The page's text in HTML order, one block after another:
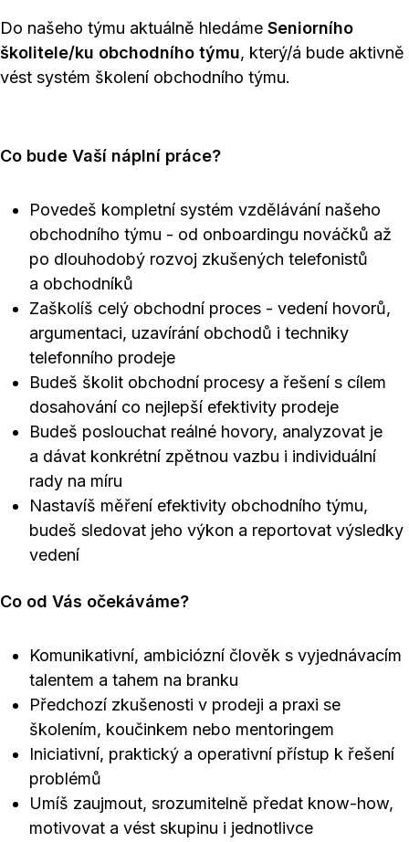
Do našeho týmu aktuálně hledáme Seniorního
školitele/ku obchodního týmu, který/á bude aktivně
vést systém školení obchodního týmu.
Co bude Vaší náplní práce?
Povedeš kompletní systém vzdělávání našeho
obchodního týmu - od onboardingu nováčků až
po dlouhodobý rozvoj zkušených telefonistů
a obchodníků
Zaškolíš celý obchodní proces - vedení hovorů,
argumentaci, uzavírání obchodů i techniky
telefonního prodeje
Budeš školit obchodní procesy a řešení s cílem
dosahování co nejlepší efektivity prodeje
Budeš poslouchat reálné hovory, analyzovat je
a dávat konkrétní zpětnou vazbu i individuální
rady na míru
Nastavíš měření efektivity obchodního týmu,
budeš sledovat jeho výkon a reportovat výsledky
vedení
Co od Vás očekáváme?
Komunikativní, ambiciózní člověk s vyjednávacím
talentem a tahem na branku
Předchozí zkušenosti v prodeji a praxi se
školením, koučinkem nebo mentoringem
Iniciativní, praktický a operativní přístup k řešení
problémů
Umíš zaujmout, srozumitelně předat know-how,
motivovat a vést skupinu i jednotlivce